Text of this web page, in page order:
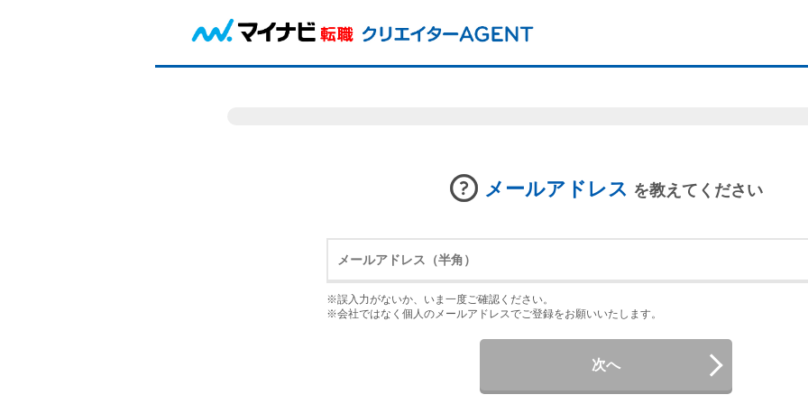
メールアドレス を教えてください
※誤入力がないか、いま一度ご確認ください。
※会社ではなく個人のメールアドレスでご登録をお願いいたします。
次へ